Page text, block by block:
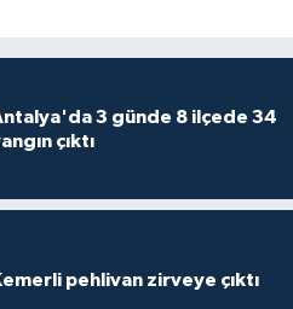
3 günde 8 ilçede 34
çıktı
pehlivan zirveye çıktı